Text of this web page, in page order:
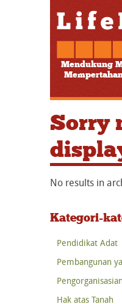
Mendukung
Sorry
No results in
Kategori-
Pendidikat Adat
Pembangunan
Hak atas Tanah